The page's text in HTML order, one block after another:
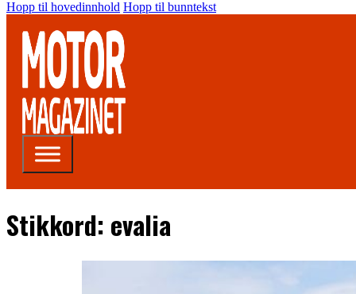
Hopp til hovedinnhold Hopp til bunntekst
Stikkord: evalia